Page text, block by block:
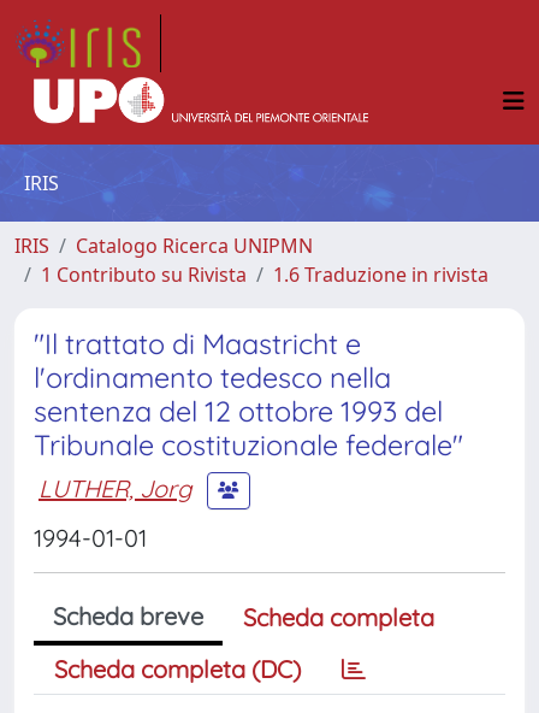
IRIS
IRIS
Catalogo Ricerca UNIPMN
1 Contributo su Rivista
1.6 Traduzione in rivista
"Il trattato di Maastricht e
l'ordinamento tedesco nella
sentenza del 12 ottobre 1993 del
Tribunale costituzionale federale"
LUTHER, Jorg
1994-01-01
Scheda breve
Scheda completa
Scheda completa (DC)